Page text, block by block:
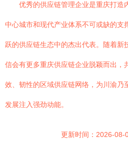
优秀的供应链管理企业是重庆打造
中心城市和现代产业体系不可或缺的支
跃的供应链生态中的杰出代表。随着新
信会有更多重庆供应链企业脱颖而出，
效、韧性的区域供应链网络，为川渝乃
发展注入强劲动能。
更新时间：2026-08-